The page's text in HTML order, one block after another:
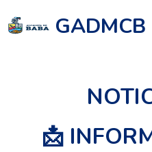
GADMCB
📩